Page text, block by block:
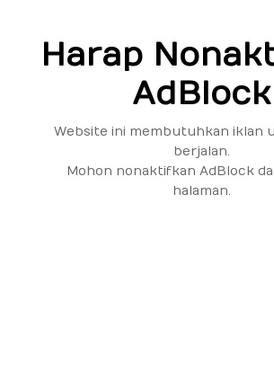
Harap
AdBlock
Website ini membutuhkan iklan
berjalan.
Mohon nonaktifkan AdBlock
halaman.